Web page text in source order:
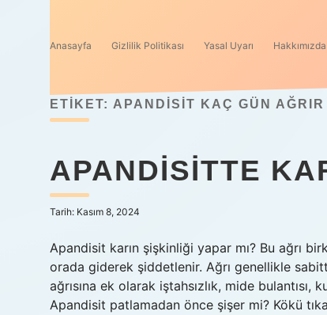
Anasayfa Gizlilik Politikası Yasal Uyarı Hakkımızda
ETIKET: APANDISIT KAÇ GÜN AĞRIR
APANDISITTE
Tarih: Kasım 8, 2024
Apandisit karın şişkinliği yapar mı? Bu ağrı
orada giderek şiddetlenir. Ağrı genellikle
ağrısına ek olarak iştahsızlık, mide
Apandisit patlamadan önce şişer mi? Kökü